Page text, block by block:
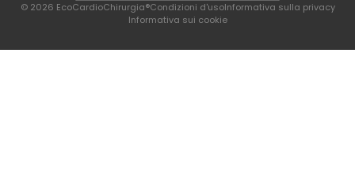
© 2026 EcoCardioChirurgia®Condizioni d'usoInformativa sulla privacy
Informativa sui cookie